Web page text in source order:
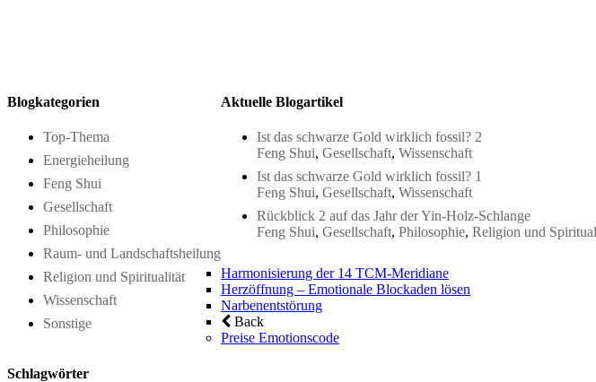
Blogkategorien
Top-Thema
Energieheilung
Feng Shui
Gesellschaft
Philosophie
Raum- und Landschaftsheilung
Religion und Spiritualität
Wissenschaft
Sonstige
Aktuelle Blogartikel
Ist das schwarze Gold wirklich fossil? 2
Feng Shui, Gesellschaft, Wissenschaft
Ist das schwarze Gold wirklich fossil? 1
Feng Shui, Gesellschaft, Wissenschaft
Rückblick 2 auf das Jahr der Yin-Holz-Schlange
Feng Shui, Gesellschaft, Philosophie, Religion und
Schlagwörter
Harmonisierung der 14 TCM-Meridiane
Herzöffnung – Emotionale Blockaden lösen
Narbenentstörung
Back
Preise Emotionscode